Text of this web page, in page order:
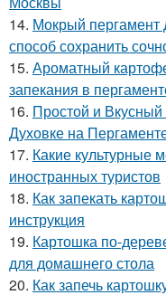
14. Мокрый пергамент
способ сохранить
15. Ароматный
запекания в
16. Простой и
Духовке на
17. Какие культурные
иностранных туристов
18. Как запекать
инструкция
19. Картошка по-
для домашнего стола
20. Как запечь